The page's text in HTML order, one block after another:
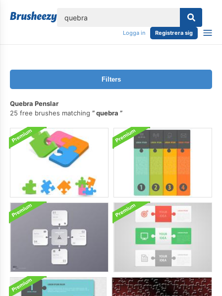
Logga in Registrera sig
Filters
Quebra Penslar
25 free brushes matching
quebra